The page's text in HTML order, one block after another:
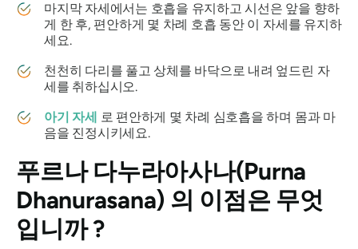
마지막 자세에서는 호흡을 유지하고 시선은 앞을 향하
게 한 후, 편안하게 몇 차례 호흡 동안 이 자세를 유지하
세요.
천천히 다리를 풀고 상체를 바닥으로 내려 엎드린 자
세를 취하십시오.
아기 자세 로 편안하게 몇 차례 심호흡을 하며 몸과 마
음을 진정시키세요.
푸르나 다누라아사나(Purna
Dhanurasana) 의 이점은 무엇
입니까 ?